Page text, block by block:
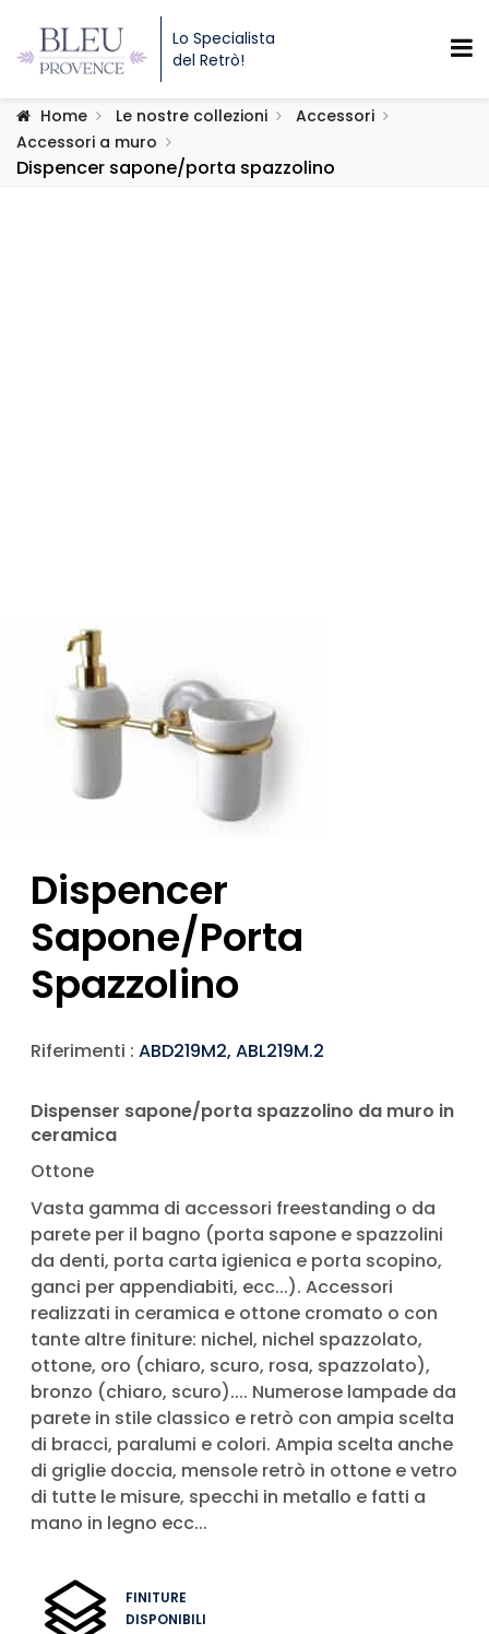
Lo Specialista
del Retrò!
Home Le nostre collezioni
Accessori
Accessori a muro
Dispencer sapone/porta spazzolino
Dispencer
Sapone/porta
Spazzolino
Riferimenti : ABD219M2, ABL219M.2
Dispenser sapone/porta spazzolino da muro in
ceramica
Ottone
Vasta gamma di accessori freestanding o da
parete per il bagno (porta sapone e spazzolini
da denti, porta carta igienica e porta scopino,
ganci per appendiabiti, ecc...). Accessori
realizzati in ceramica e ottone cromato o con
tante altre finiture: nichel, nichel spazzolato,
ottone, oro (chiaro, scuro, rosa, spazzolato),
bronzo (chiaro, scuro).... Numerose lampade da
parete in stile classico e retrò con ampia scelta
di bracci, paralumi e colori. Ampia scelta anche
di griglie doccia, mensole retrò in ottone e vetro
di tutte le misure, specchi in metallo e fatti a
mano in legno ecc...
FINITURE
DISPONIBILI